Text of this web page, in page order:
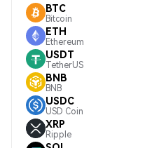
BTC
Bitcoin
ETH
Ethereum
USDT
TetherUS
BNB
BNB
USDC
USD Coin
XRP
Ripple